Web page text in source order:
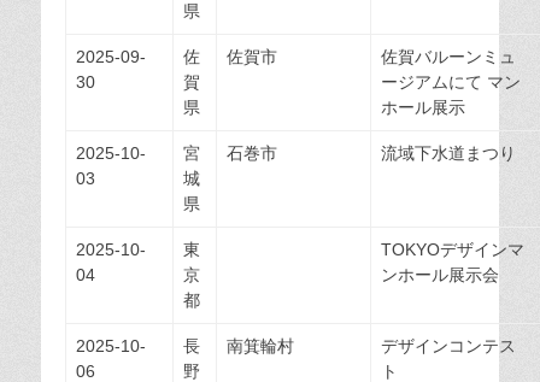
県
2025-09-
30
佐
賀
県
佐賀市
佐賀バルーンミュ
ージアムにて マン
ホール展示
2025-10-
03
宮
城
県
石巻市 流域下水道まつり
2025-10-
04
東
京
都
TOKYOデザインマ
ンホール展示会
2025-10-
06
長
野
南箕輪村
デザインコンテス
ト